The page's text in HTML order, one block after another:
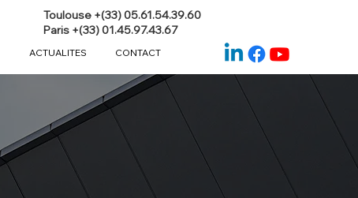
Toulouse +(33) 05.61.54.39.60
Paris +(33) 01.45.97.43.67
ACTUALITES CONTACT